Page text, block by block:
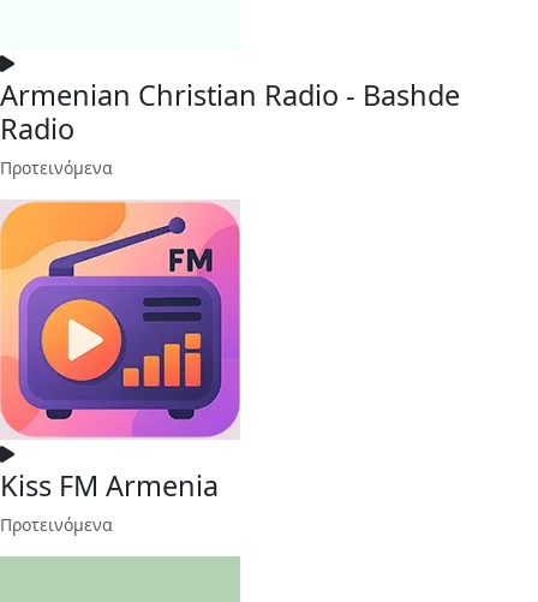
Armenian Christian Radio - Bashde
Radio
Προτεινόμενα
Kiss FM Armenia
Προτεινόμενα